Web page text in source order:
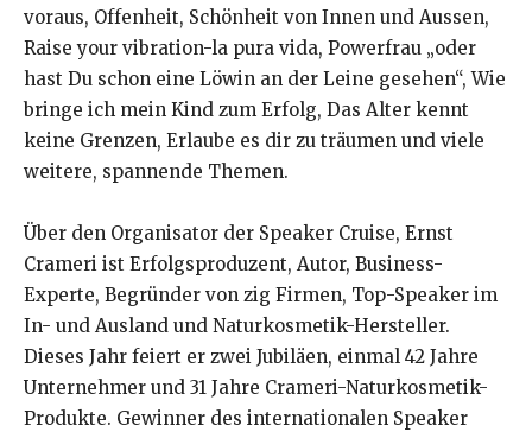
voraus, Offenheit, Schönheit von Innen und Aussen,
Raise your vibration-la pura vida, Powerfrau „oder
hast Du schon eine Löwin an der Leine gesehen“, Wie
bringe ich mein Kind zum Erfolg, Das Alter kennt
keine Grenzen, Erlaube es dir zu träumen und viele
weitere, spannende Themen.
Über den Organisator der Speaker Cruise, Ernst
Crameri ist Erfolgsproduzent, Autor, Business-
Experte, Begründer von zig Firmen, Top-Speaker im
In- und Ausland und Naturkosmetik-Hersteller.
Dieses Jahr feiert er zwei Jubiläen, einmal 42 Jahre
Unternehmer und 31 Jahre Crameri-Naturkosmetik-
Produkte. Gewinner des internationalen Speaker